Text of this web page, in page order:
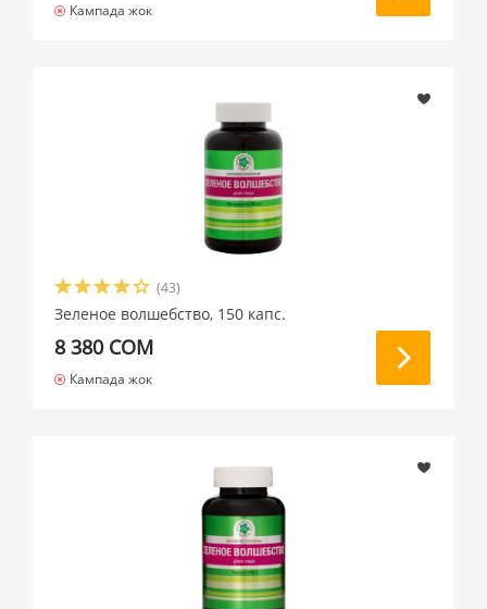
Кампада жок
(43)
Зеленое волшебство, 150 капс.
8 380 СОМ
Кампада жок